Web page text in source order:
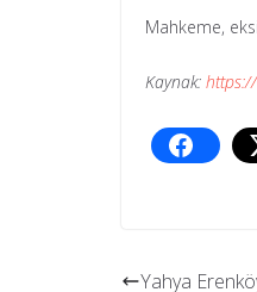
Mahkeme,
Kaynak:
Yahya